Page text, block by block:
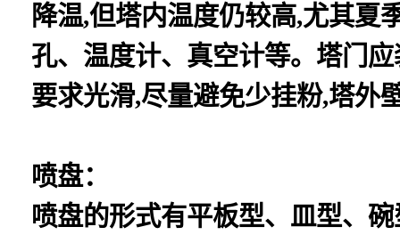
降温,但塔内温度仍较高,尤其夏
孔、温度计、真空计等。塔门
要求光滑,尽量避免少挂粉,塔外
喷盘：
喷盘的形式有平板型、皿型、